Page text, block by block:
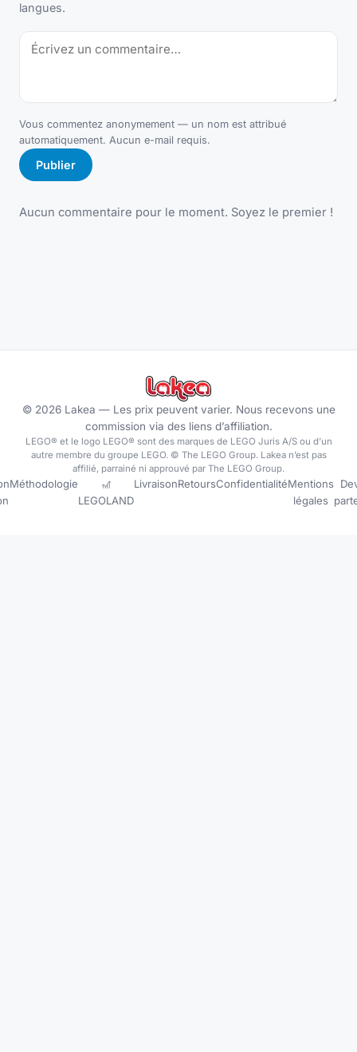
langues.
Vous commentez anonymement — un nom est attribué
automatiquement. Aucun e-mail requis.
Publier
Aucun commentaire pour le moment. Soyez le premier !
© 2026Lakea — Les prix peuvent varier. Nous recevons une
commission via des liens d’affiliation.
LEGO® et le logo LEGO® sont des marques de LEGO Juris A/S ou d’un
autre membre du groupe LEGO. © The LEGO Group. Lakea n’est pas
affilié, parrainé ni approuvé par The LEGO Group.
Méthodologie
🎢
LEGOLAND
LivraisonRetoursConfidentialitéMentions
légales